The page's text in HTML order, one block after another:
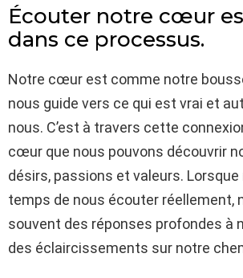
Écouter notre cœur
dans ce processus.
Notre cœur est comme notre
nous guide vers ce qui est vrai et
nous. C’est à travers cette
cœur que nous pouvons découvrir
désirs, passions et valeurs.
temps de nous écouter réellement,
souvent des réponses profondes à
des éclaircissements sur notre